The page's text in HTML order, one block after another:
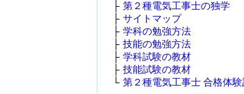
├ 第２種電気工事士の独学
├ サイトマップ
├ 学科の勉強方法
├ 技能の勉強方法
├ 学科試験の教材
├ 技能試験の教材
└ 第２種電気工事士 合格体験